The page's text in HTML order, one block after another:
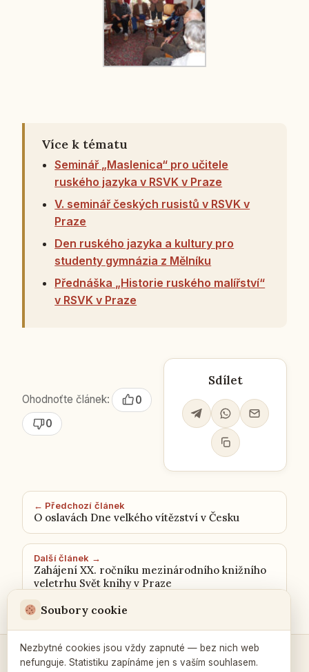
Více k tématu
Seminář „Maslenica“ pro učitele
ruského jazyka v RSVK v Praze
V. seminář českých rusistů v RSVK v
Praze
Den ruského jazyka a kultury pro
studenty gymnázia z Mělníku
Přednáška „Historie ruského malířství“
v RSVK v Praze
Ohodnoťte článek:
0
0
Sdílet
← Předchozí článek
O oslavách Dne velkého vítězství v Česku
Další článek →
Zahájení XX. ročníku mezinárodního knižního
veletrhu Svět knihy v Praze
Kontakty a spojení →
Soubory cookie
Nezbytné cookies jsou vždy zapnuté — bez nich web
nefunguje. Statistiku zapínáme jen s vaším souhlasem.